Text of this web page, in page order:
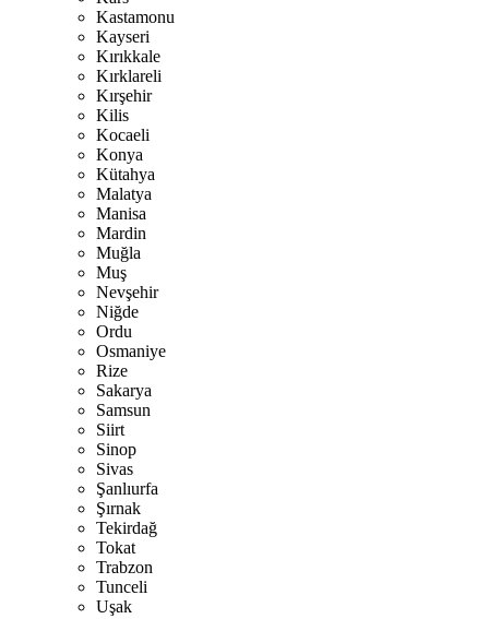
Kastamonu
Kayseri
Kırıkkale
Kırklareli
Kırşehir
Kilis
Kocaeli
Konya
Kütahya
Malatya
Manisa
Mardin
Muğla
Muş
Nevşehir
Niğde
Ordu
Osmaniye
Rize
Sakarya
Samsun
Siirt
Sinop
Sivas
Şanlıurfa
Şırnak
Tekirdağ
Tokat
Trabzon
Tunceli
Uşak